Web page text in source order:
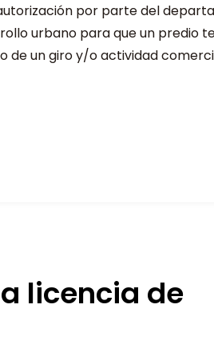
por parte del
urbano para que un predio
de un giro y/o actividad
licencia de